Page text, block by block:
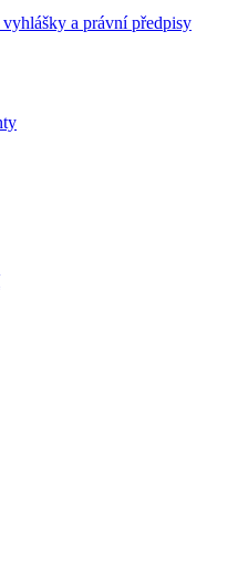
vyhlášky a právní předpisy